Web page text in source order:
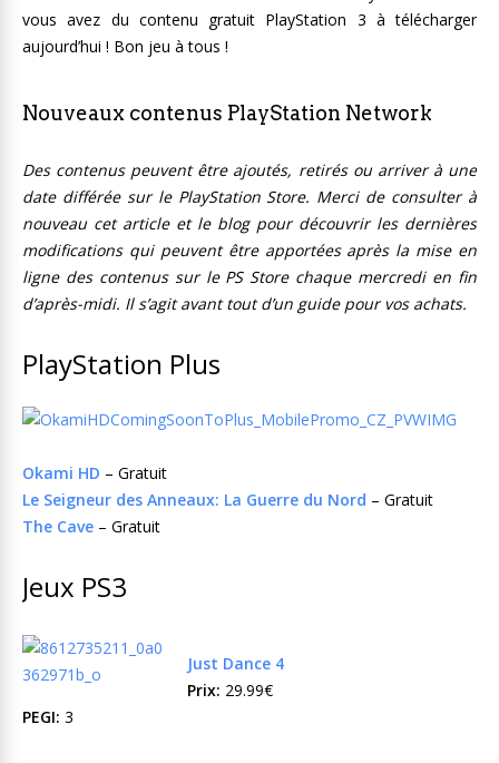
vous avez du contenu gratuit PlayStation 3 à télécharger
aujourd’hui ! Bon jeu à tous !
Nouveaux contenus PlayStation Network
Des contenus peuvent être ajoutés, retirés ou arriver à une
date différée sur le PlayStation Store. Merci de consulter à
nouveau cet article et le blog pour découvrir les dernières
modifications qui peuvent être apportées après la mise en
ligne des contenus sur le PS Store chaque mercredi en fin
d’après-midi. Il s’agit avant tout d’un guide pour vos achats.
PlayStation Plus
Okami HD – Gratuit
Le Seigneur des Anneaux: La Guerre du Nord – Gratuit
The Cave – Gratuit
Jeux PS3
Just Dance 4
Prix: 29.99€
PEGI: 3